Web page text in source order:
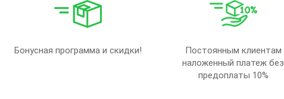
Бонусная программа и скидки!
Постоянным клиентам
наложенный платеж без
предоплаты 10%